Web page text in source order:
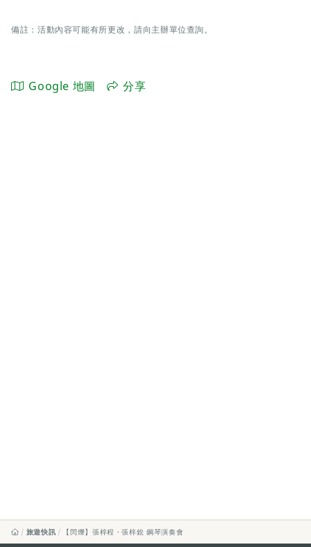
備註：活動內容可能有所更改，請向主辦單位查詢。
Google 地圖 分享
旅遊快訊 【閃爍】張梓程・張梓銳 鋼琴演奏會